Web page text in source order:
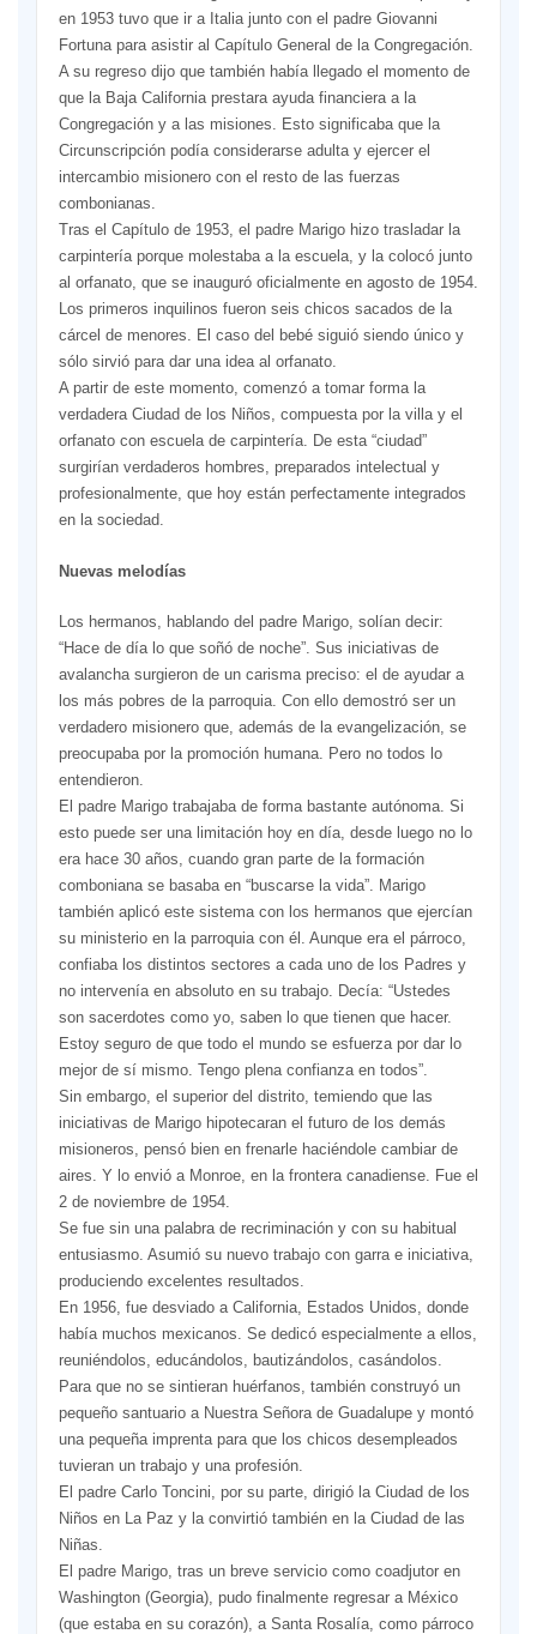
en 1953 tuvo que ir a Italia junto con el padre Giovanni
Fortuna para asistir al Capítulo General de la Congregación.
A su regreso dijo que también había llegado el momento de
que la Baja California prestara ayuda financiera a la
Congregación y a las misiones. Esto significaba que la
Circunscripción podía considerarse adulta y ejercer el
intercambio misionero con el resto de las fuerzas
combonianas.
Tras el Capítulo de 1953, el padre Marigo hizo trasladar la
carpintería porque molestaba a la escuela, y la colocó junto
al orfanato, que se inauguró oficialmente en agosto de 1954.
Los primeros inquilinos fueron seis chicos sacados de la
cárcel de menores. El caso del bebé siguió siendo único y
sólo sirvió para dar una idea al orfanato.
A partir de este momento, comenzó a tomar forma la
verdadera Ciudad de los Niños, compuesta por la villa y el
orfanato con escuela de carpintería. De esta “ciudad”
surgirían verdaderos hombres, preparados intelectual y
profesionalmente, que hoy están perfectamente integrados
en la sociedad.
Nuevas melodías
Los hermanos, hablando del padre Marigo, solían decir:
“Hace de día lo que soñó de noche”. Sus iniciativas de
avalancha surgieron de un carisma preciso: el de ayudar a
los más pobres de la parroquia. Con ello demostró ser un
verdadero misionero que, además de la evangelización, se
preocupaba por la promoción humana. Pero no todos lo
entendieron.
El padre Marigo trabajaba de forma bastante autónoma. Si
esto puede ser una limitación hoy en día, desde luego no lo
era hace 30 años, cuando gran parte de la formación
comboniana se basaba en “buscarse la vida”. Marigo
también aplicó este sistema con los hermanos que ejercían
su ministerio en la parroquia con él. Aunque era el párroco,
confiaba los distintos sectores a cada uno de los Padres y
no intervenía en absoluto en su trabajo. Decía: “Ustedes
son sacerdotes como yo, saben lo que tienen que hacer.
Estoy seguro de que todo el mundo se esfuerza por dar lo
mejor de sí mismo. Tengo plena confianza en todos”.
Sin embargo, el superior del distrito, temiendo que las
iniciativas de Marigo hipotecaran el futuro de los demás
misioneros, pensó bien en frenarle haciéndole cambiar de
aires. Y lo envió a Monroe, en la frontera canadiense. Fue el
2 de noviembre de 1954.
Se fue sin una palabra de recriminación y con su habitual
entusiasmo. Asumió su nuevo trabajo con garra e iniciativa,
produciendo excelentes resultados.
En 1956, fue desviado a California, Estados Unidos, donde
había muchos mexicanos. Se dedicó especialmente a ellos,
reuniéndolos, educándolos, bautizándolos, casándolos.
Para que no se sintieran huérfanos, también construyó un
pequeño santuario a Nuestra Señora de Guadalupe y montó
una pequeña imprenta para que los chicos desempleados
tuvieran un trabajo y una profesión.
El padre Carlo Toncini, por su parte, dirigió la Ciudad de los
Niños en La Paz y la convirtió también en la Ciudad de las
Niñas.
El padre Marigo, tras un breve servicio como coadjutor en
Washington (Georgia), pudo finalmente regresar a México
(que estaba en su corazón), a Santa Rosalía, como párroco